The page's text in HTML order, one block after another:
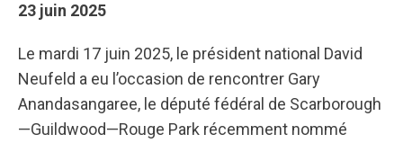
23 juin 2025
Le mardi 17 juin 2025, le président national David
Neufeld a eu l’occasion de rencontrer Gary
Anandasangaree, le député fédéral de Scarborough
—Guildwood—Rouge Park récemment nommé